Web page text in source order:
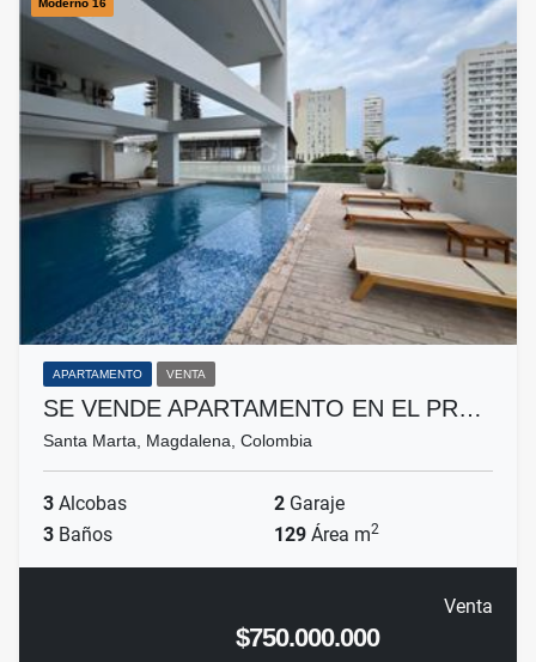
Moderno 16
APARTAMENTO VENTA
SE VENDE APARTAMENTO EN EL PR…
Santa Marta, Magdalena, Colombia
3 Alcobas 2 Garaje
3 Baños 129 Área m2
Venta
$750.000.000